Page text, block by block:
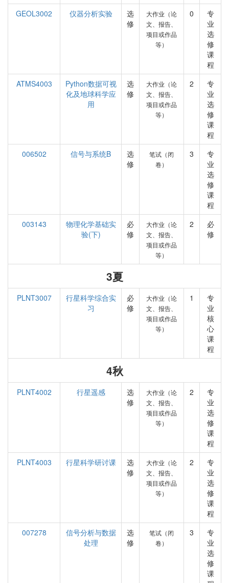
GEOL3002
仪器分析实验
选
修
大作业（论
文、报告、
项目或作品
等）
0
专
业
选
修
课
程
ATMS4003
Python数据可视
化及地球科学应
用
选
修
大作业（论
文、报告、
项目或作品
等）
2
专
业
选
修
课
程
006502
信号与系统B
选
修
笔试（闭
卷）
3
专
业
选
修
课
程
003143
物理化学基础实
验(下)
必
修
大作业（论
文、报告、
项目或作品
等）
2
必
修
3夏
PLNT3007
行星科学综合实
习
必
修
大作业（论
文、报告、
项目或作品
等）
1
专
业
核
心
课
程
4秋
PLNT4002 行星遥感
选
修
大作业（论
文、报告、
项目或作品
等）
2
专
业
选
修
课
程
PLNT4003
行星科学研讨课
选
修
大作业（论
文、报告、
项目或作品
等）
2
专
业
选
修
课
程
007278
信号分析与数据
处理
选
修
笔试（闭
卷）
3
专
业
选
修
课